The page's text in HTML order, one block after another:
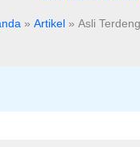
Artikel Asli